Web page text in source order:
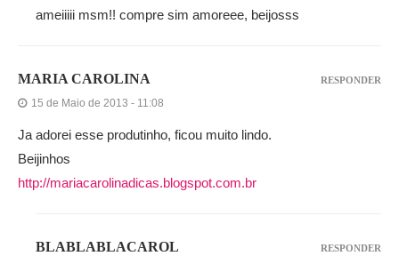
ameiiiii msm!! compre sim amoreee, beijosss
MARIA CAROLINA
15 de Maio de 2013 - 11:08
Ja adorei esse produtinho, ficou muito lindo.
Beijinhos
http://mariacarolinadicas.blogspot.com.br
RESPONDER
BLABLABLACAROL RESPONDER